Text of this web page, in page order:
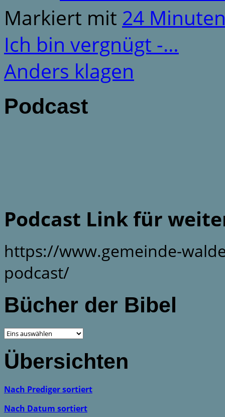
Markiert mit 24
Ich bin vergnügt -…
Anders klagen
Podcast
Podcast Link für
https://www.gemeinde-
podcast/
Bücher der Bibel
Übersichten
Nach Prediger sortiert
Nach Datum sortiert